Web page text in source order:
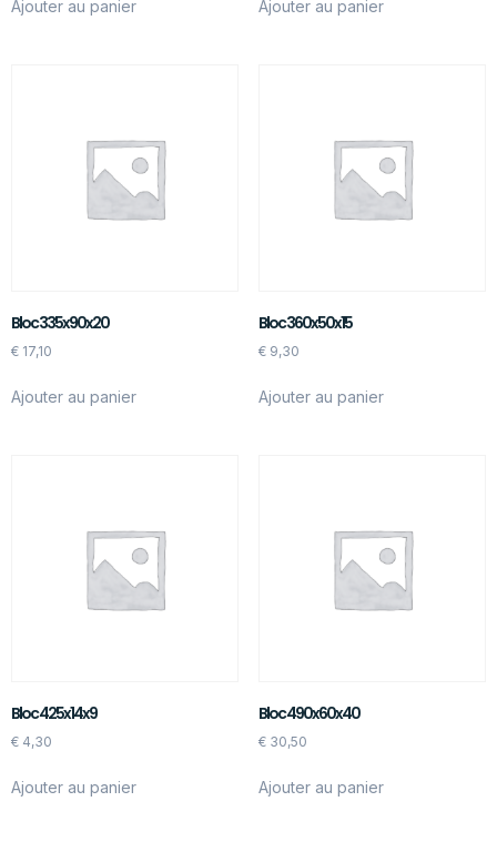
Ajouter au panier Ajouter au panier
Bloc 335x90x20
€ 17,10
Ajouter au panier
Bloc 360x50x15
€9,30
Ajouter au panier
Bloc 425x14x9
€ 4,30
Ajouter au panier
Bloc 490x60x40
€30,50
Ajouter au panier